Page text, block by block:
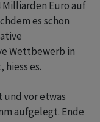
Milliarden Euro auf
es schon
Wettbewerb in
es.
und vor etwas
aufgelegt. Ende